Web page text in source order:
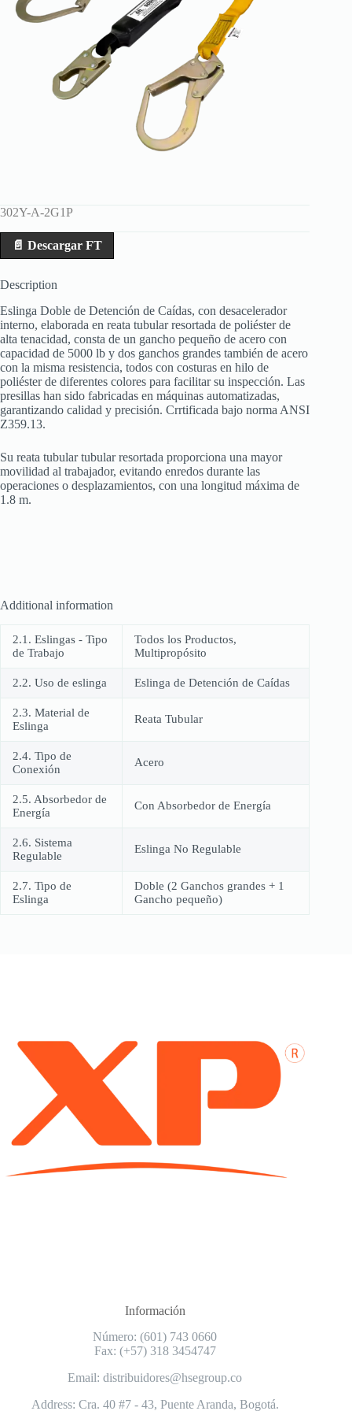
302Y-A-2G1P
📄 Descargar FT
Description
Eslinga Doble de Detención de Caídas, con desacelerador
interno, elaborada en reata tubular resortada de poliéster de
alta tenacidad, consta de un gancho pequeño de acero con
capacidad de 5000 lb y dos ganchos grandes también de acero
con la misma resistencia, todos con costuras en hilo de
poliéster de diferentes colores para facilitar su inspección. Las
presillas han sido fabricadas en máquinas automatizadas,
garantizando calidad y precisión. Crrtificada bajo norma ANSI
Z359.13.
Su reata tubular tubular resortada proporciona una mayor
movilidad al trabajador, evitando enredos durante las
operaciones o desplazamientos, con una longitud máxima de
1.8 m.
Additional information
2.1. Eslingas - Tipo
de Trabajo
Todos los Productos,
Multipropósito
2.2. Uso de eslinga Eslinga de Detención de Caídas
2.3. Material de
Eslinga
Reata Tubular
2.4. Tipo de
Conexión
Acero
2.5. Absorbedor de
Energía
Con Absorbedor de Energía
2.6. Sistema
Regulable
Eslinga No Regulable
2.7. Tipo de
Eslinga
Doble (2 Ganchos grandes + 1
Gancho pequeño)
Información
Número: (601) 743 0660
Fax: (+57) 318 3454747
Email: distribuidores@hsegroup.co
Address: Cra. 40 #7 - 43, Puente Aranda, Bogotá.